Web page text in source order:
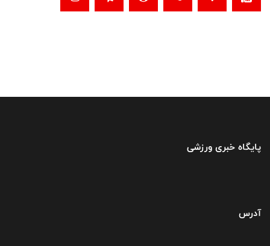
پایگاه خبری ورزشی
آدرس